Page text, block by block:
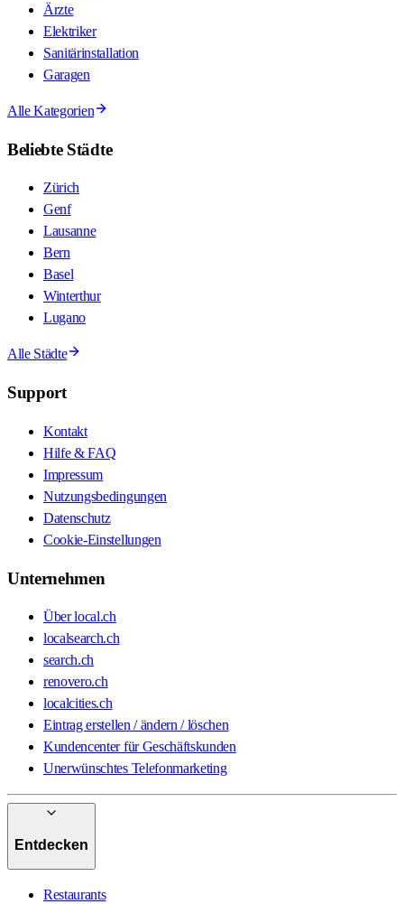
Ärzte
Elektriker
Sanitärinstallation
Garagen
Alle Kategorien
Beliebte Städte
Zürich
Genf
Lausanne
Bern
Basel
Winterthur
Lugano
Alle Städte
Support
Kontakt
Hilfe & FAQ
Impressum
Nutzungsbedingungen
Datenschutz
Cookie-Einstellungen
Unternehmen
Über local.ch
localsearch.ch
search.ch
renovero.ch
localcities.ch
Eintrag erstellen / ändern / löschen
Kundencenter für Geschäftskunden
Unerwünschtes Telefonmarketing
Entdecken
Restaurants